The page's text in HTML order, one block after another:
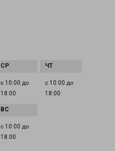
с 10:00 до
18:00
с 10:00 до
18:00
с 10:00 до
18:00